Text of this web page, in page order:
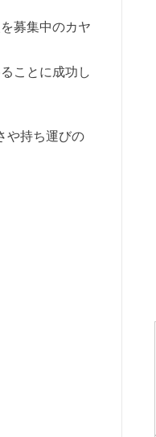
募集中のカヤ
ことに成功し
や持ち運びの